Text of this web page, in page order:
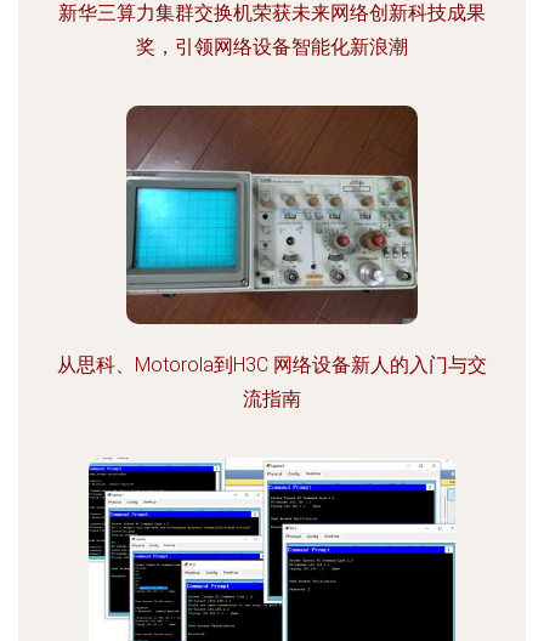
新华三算力集群交换机荣获未来网络创新科技成果
奖，引领网络设备智能化新浪潮
从思科、Motorola到H3C 网络设备新人的入门与交
流指南